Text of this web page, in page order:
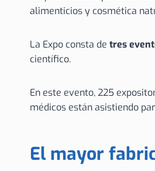
alimenticios y cosmética
La Expo consta de tres
científico.
En este evento, 225
médicos están asistiendo
El mayor